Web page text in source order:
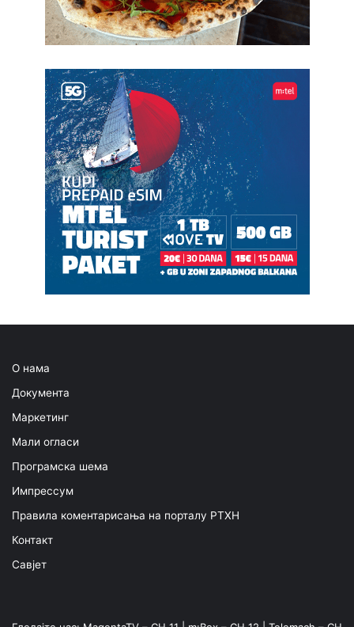
О нама
Документа
Маркетинг
Мали огласи
Програмска шема
Импрессум
Правила коментарисања на порталу РТХН
Контакт
Савјет